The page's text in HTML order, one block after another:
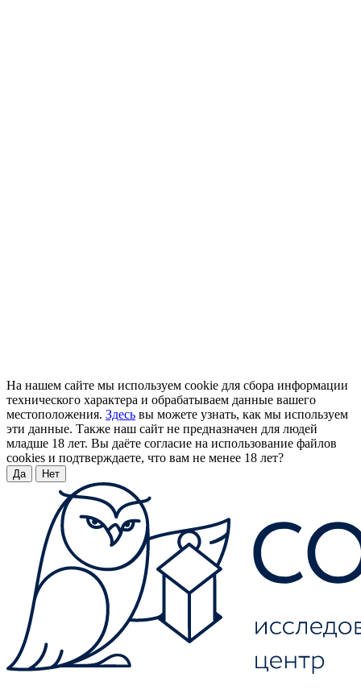
На нашем сайте мы используем cookie для сбора информации
технического характера и обрабатываем данные вашего
местоположения. Здесь вы можете узнать, как мы используем
эти данные. Также наш сайт не предназначен для людей
младше 18 лет. Вы даёте согласие на использование файлов
cookies и подтверждаете, что вам не менее 18 лет?
Да Нет